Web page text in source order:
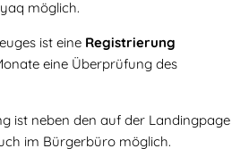
möglich.
ist eine Registrierung
eine Überprüfung des
ist neben den auf der Landingpage
im Bürgerbüro möglich.